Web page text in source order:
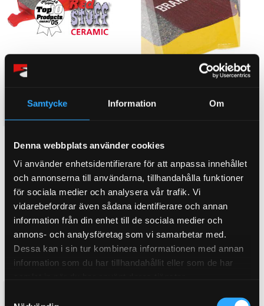
Samtycke Information Om
Denna webbplats använder cookies
Vi använder enhetsidentifierare för att anpassa innehållet
och annonserna till användarna, tillhandahålla funktioner
för sociala medier och analysera vår trafik. Vi
vidarebefordrar även sådana identifierare och annan
information från din enhet till de sociala medier och
annons- och analysföretag som vi samarbetar med.
Dessa kan i sin tur kombinera informationen med annan
information som du har tillhandahållit eller som de har
2.7 TD (190) 2008- - Redstuff
1 917
Lägg till i favoriterKÖP
2.7 TD (190) 2008- -
1 351
Lägg till i favoriter